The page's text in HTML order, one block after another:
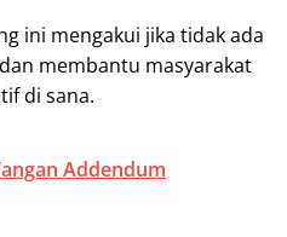
ini mengakui jika tidak ada
membantu masyarakat
di sana.
Addendum